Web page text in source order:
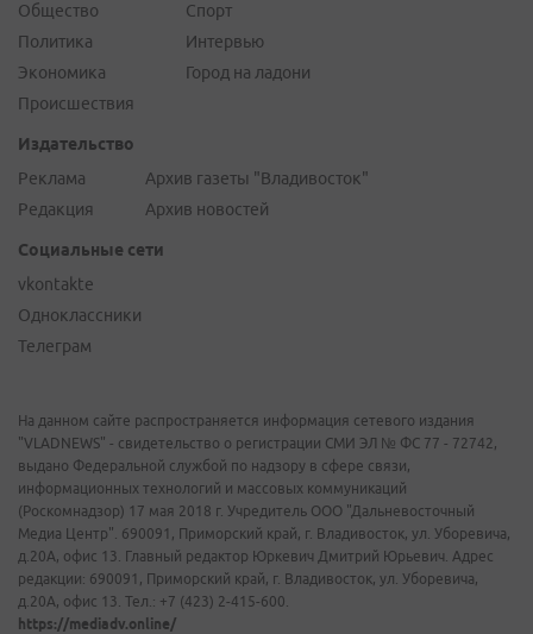
Общество
Политика
Экономика
Происшествия
Спорт
Интервью
Город на ладони
Издательство
Реклама
Редакция
Архив газеты "Владивосток"
Архив новостей
Социальные сети
vkontakte
Одноклассники
Телеграм
На данном сайте распространяется информация сетевого издания
"VLADNEWS" - свидетельство о регистрации СМИ ЭЛ № ФС 77 - 72742,
выдано Федеральной службой по надзору в сфере связи,
информационных технологий и массовых коммуникаций
(Роскомнадзор) 17 мая 2018 г. Учредитель ООО "Дальневосточный
Медиа Центр". 690091, Приморский край, г. Владивосток, ул. Уборевича,
д.20А, офис 13. Главный редактор Юркевич Дмитрий Юрьевич. Адрес
редакции: 690091, Приморский край, г. Владивосток, ул. Уборевича,
д.20А, офис 13. Тел.: +7 (423) 2-415-600.
https://mediadv.online/